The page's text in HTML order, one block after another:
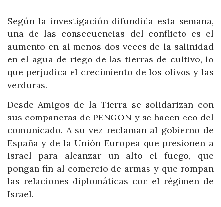
Según la investigación difundida esta semana,
una de las consecuencias del conflicto es el
aumento en al menos dos veces de la salinidad
en el agua de riego de las tierras de cultivo, lo
que perjudica el crecimiento de los olivos y las
verduras.
Desde Amigos de la Tierra se solidarizan con
sus compañeras de PENGON y se hacen eco del
comunicado. A su vez reclaman al gobierno de
España y de la Unión Europea que presionen a
Israel para alcanzar un alto el fuego, que
pongan fin al comercio de armas y que rompan
las relaciones diplomáticas con el régimen de
Israel.